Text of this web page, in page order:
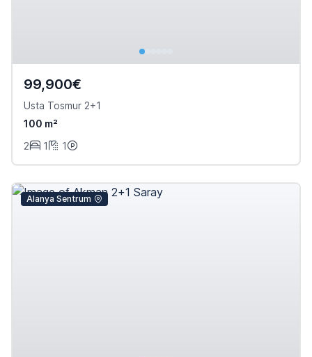
99,900€
Usta Tosmur 2+1
100 m²
2
1 1
Alanya Sentrum